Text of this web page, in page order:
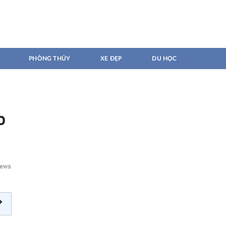
PHÒNG THỦY XE ĐẸP DU HỌC